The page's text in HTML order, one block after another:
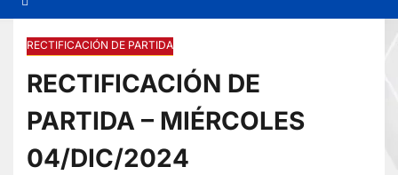
RECTIFICACIÓN DE PARTIDA
RECTIFICACIÓN DE
PARTIDA – MIÉRCOLES
04/DIC/2024